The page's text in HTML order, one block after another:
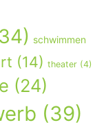
schwimmen
(14) theater (4)
(24)
(39)